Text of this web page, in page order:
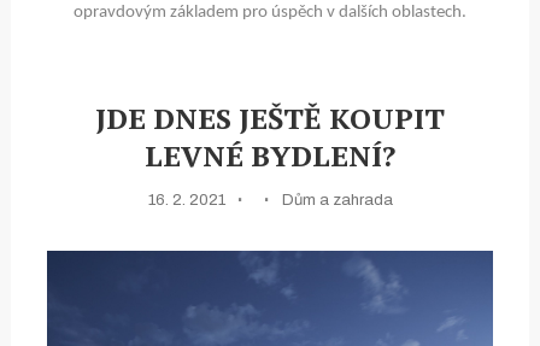
opravdovým základem pro úspěch v dalších oblastech.
JDE DNES JEŠTĚ KOUPIT
LEVNÉ BYDLENÍ?
16. 2. 2021 Dům a zahrada